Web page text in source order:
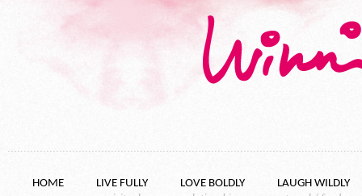
HOME
LIVE FULLY
LOVE BOLDLY
LAUGH WILDLY